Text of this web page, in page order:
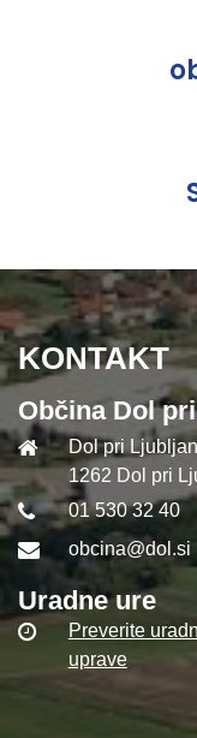
KONTAKT
Občina Dol
Dol pri
1262 Dol pri
01 530 32 40
obcina@dol.si
Uradne ure
Preverite
uprave